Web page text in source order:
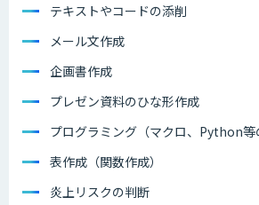
テキストやコードの添削
メール文作成
企画書作成
プレゼン資料のひな形作成
プログラミング（マクロ、Python等
表作成（関数作成）
炎上リスクの判断